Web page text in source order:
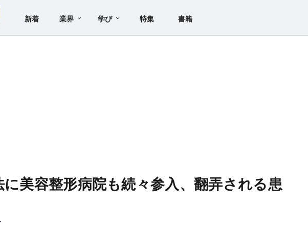
新着 業界 学び 特集 書籍
美容整形病院も続々参入、翻弄される患